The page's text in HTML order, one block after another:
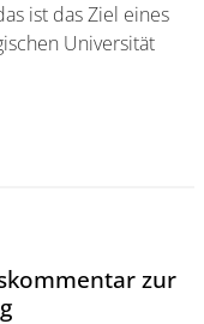
ist das Ziel eines
Universität
auf dem Campus
zur